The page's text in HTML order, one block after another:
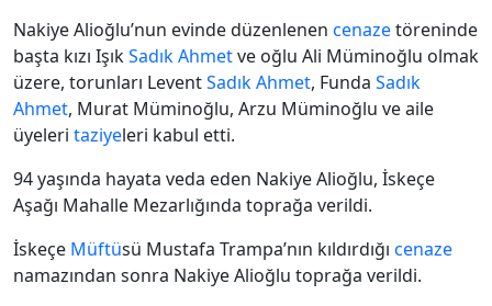
Nakiye Alioğlu’nun evinde düzenlenen cenazetöreninde
başta kızı IşıkSadık Ahmetve oğlu Ali Müminoğlu olmak
üzere, torunları LeventSadık Ahmet, Funda Sadık
Ahmet, Murat Müminoğlu, Arzu Müminoğlu ve aile
üyeleri taziyeleri kabul etti.
94 yaşında hayata veda eden Nakiye Alioğlu, İskeçe
Aşağı Mahalle Mezarlığında toprağa verildi.
İskeçe Müftüsü Mustafa Trampa’nın kıldırdığı cenaze
namazından sonra Nakiye Alioğlu toprağa verildi.